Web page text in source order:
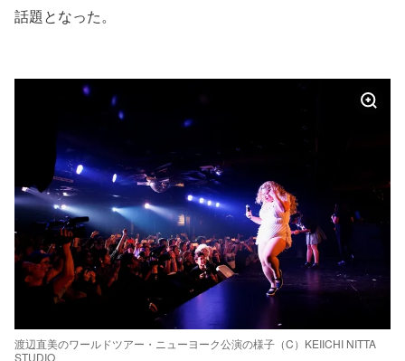
話題となった。
渡辺直美のワールドツアー・ニューヨーク公演の様子（C）KEIICHI NITTA
STUDIO